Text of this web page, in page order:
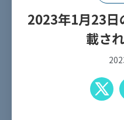
2023年1月23日
載さ